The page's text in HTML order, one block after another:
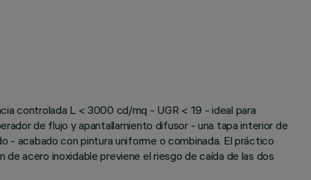
controlada L < 3000 cd/mq - UGR < 19 - ideal para
de flujo y apantallamiento difusor - una tapa interior de
- acabado con pintura uniforme o combinada. El práctico
acero inoxidable previene el riesgo de caída de las dos